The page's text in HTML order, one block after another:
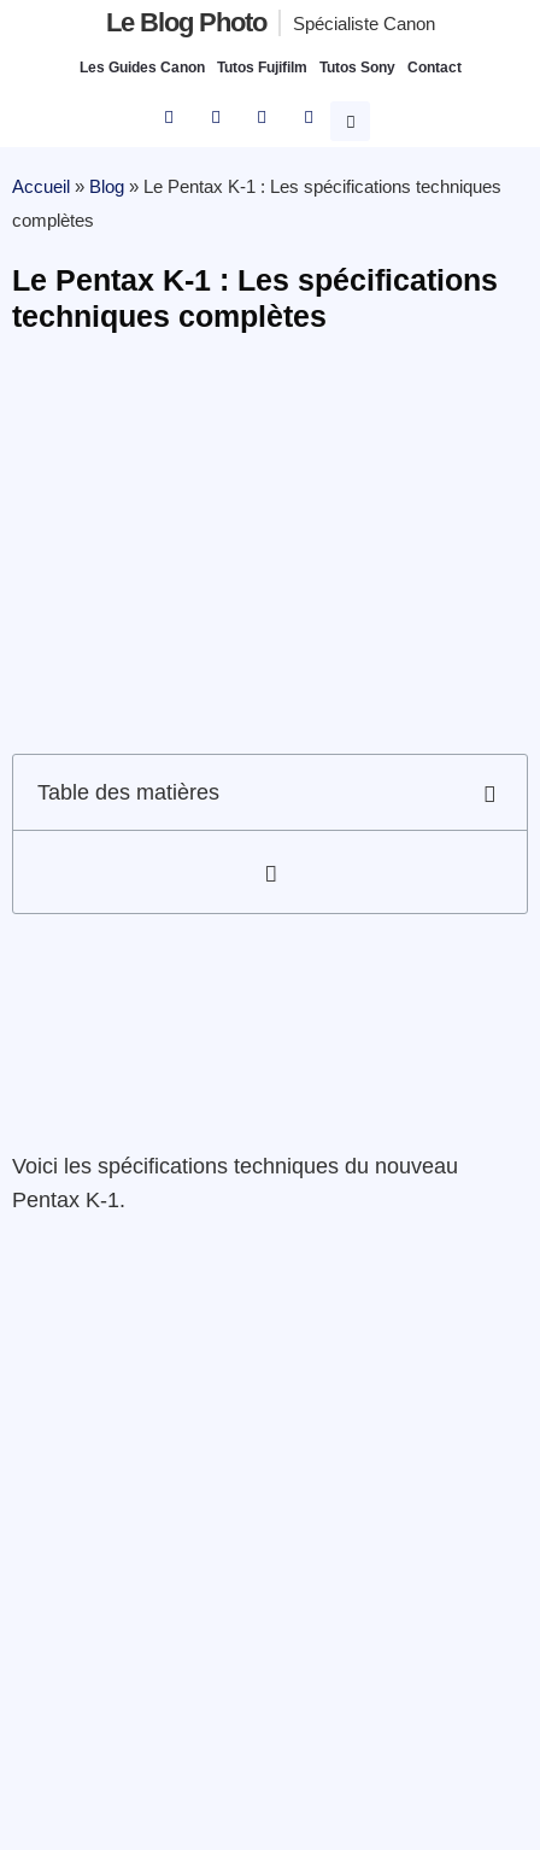
Le Blog Photo Spécialiste Canon
Les Guides Canon Tutos Fujifilm Tutos Sony Contact
Accueil » Blog » Le Pentax K-1 : Les spécifications techniques
complètes
Le Pentax K-1 : Les spécifications
techniques complètes
Table des matières
Voici les spécifications techniques du nouveau
Pentax K-1.